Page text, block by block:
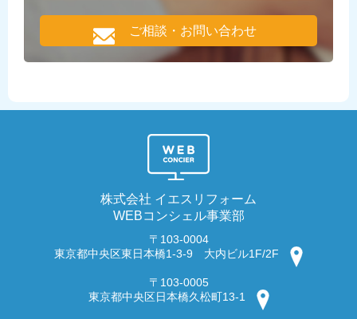
ご相談・お問い合わせ
株式会社 イエスリフォーム
WEBコンシェル事業部
〒103-0004
東京都中央区東日本橋1-3-9 大内ビル1F/2F
〒103-0005
東京都中央区日本橋久松町13-1